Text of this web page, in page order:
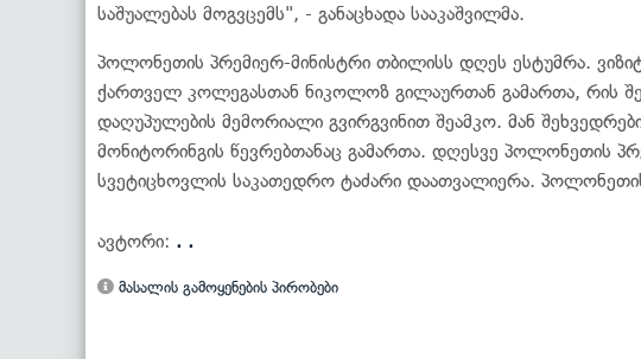
საშუალებას მოგვცემს", - განაცხადა სააკაშვილმა.
პოლონეთის პრემიერ-მინისტრი თბილისს დღეს ესტუმრა.
ქართველ კოლეგასთან ნიკოლოზ გილაურთან გამართა, რის
დაღუპულების მემორიალი გვირგვინით შეამკო. მან
მონიტორინგის წევრებთანაც გამართა. დღესვე პოლონეთის
სვეტიცხოვლის საკათედრო ტაძარი დაათვალიერა.
ავტორი: . .
მასალის გამოყენების პირობები